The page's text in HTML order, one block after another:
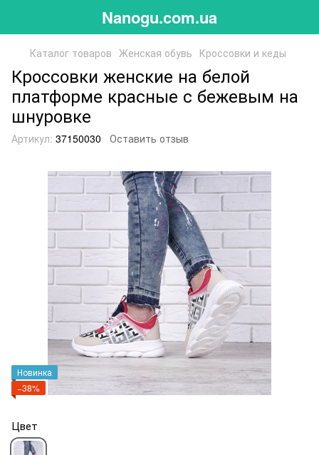
Nanogu.com.ua
Каталог товаров Женская обувь Кроссовки и кеды
Кроссовки женские на белой
платформе красные с бежевым на
шнуровке
Артикул: 37150030 Оставить отзыв
Новинка
−38%
Цвет